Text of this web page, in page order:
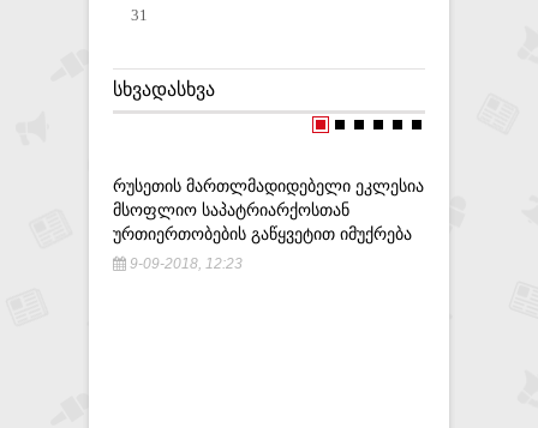
31
ᲡᲮᲕᲐᲓᲐᲡᲮᲕᲐ
ᲠᲣᲡᲔᲗᲘᲡ ᲛᲐᲠᲗᲚᲛᲐᲓᲘᲓᲔᲑᲔᲚᲘ ᲔᲙᲚᲔᲡᲘᲐ
ᲛᲡᲝᲤᲚᲘᲝ ᲡᲐᲞᲐᲢᲠᲘᲐᲠᲥᲝᲡᲗᲐᲜ
ᲣᲠᲗᲘᲔᲠᲗᲝᲑᲔᲑᲘᲡ ᲒᲐᲬᲧᲕᲔᲢᲘᲗ ᲘᲛᲣᲥᲠᲔᲑᲐ
9-09-2018, 12:23